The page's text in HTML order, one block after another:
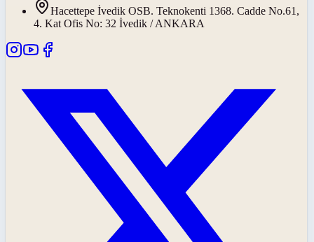
Hacettepe İvedik OSB. Teknokenti 1368. Cadde No.61,
4. Kat Ofis No: 32 İvedik / ANKARA